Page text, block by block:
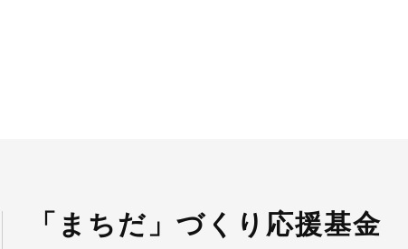
「まちだ」づくり応援基金